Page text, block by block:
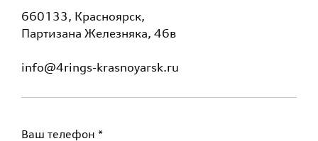
660133, Красноярск,
Партизана Железняка, 46в
info@4rings-krasnoyarsk.ru
Ваш телефон *